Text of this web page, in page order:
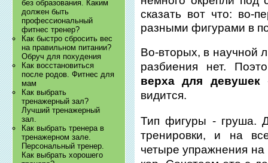
без образования. Каким
должен быть
профессиональный
фитнес тренер?
Как быстро сбросить вес
на правильном питании?
Обруч для похудения
Как восстановиться
после родов. Фитнес для
мам
Как выбрать
тренажерный зал?
Лучший тренажерный
зал.
Как выбрать тренера в
тренажерном зале.
Персональный тренер.
Как выбрать хорошего
сказать вот что: во-
разными фигурами в
Во-вторых, в научной
разбиения нет.
верха для девушек-
видится.
Тип фигуры - груша.
тренировки, и на
четыре упражнения на